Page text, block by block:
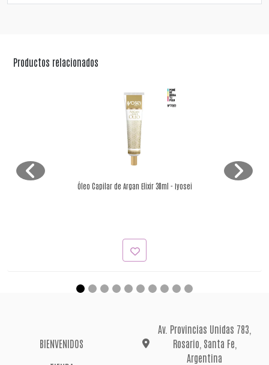
Productos relacionados
Óleo Capilar de Argan Elixir 30ml - Iyosei
BIENVENIDOS
Av. Provincias Unidas 783,
Rosario, Santa Fe,
Argentina